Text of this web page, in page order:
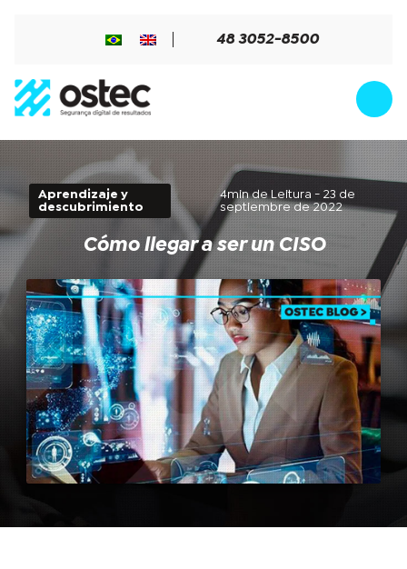
48 3052-8500
Aprendizaje y
descubrimiento
4min de Leitura - 23 de
septiembre de 2022
Cómo llegar a ser un CISO